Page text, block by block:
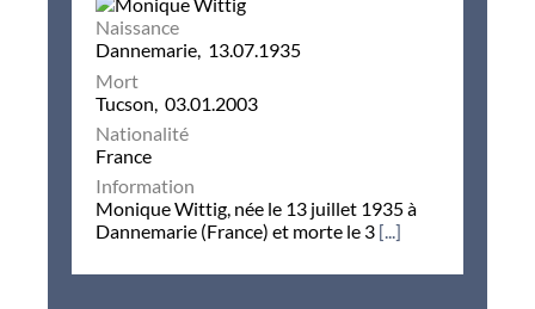
Naissance
Dannemarie, 13.07.1935
Mort
Tucson, 03.01.2003
Nationalité
France
Information
Monique Wittig, née le 13 juillet 1935 à
Dannemarie (France) et morte le 3 [...]